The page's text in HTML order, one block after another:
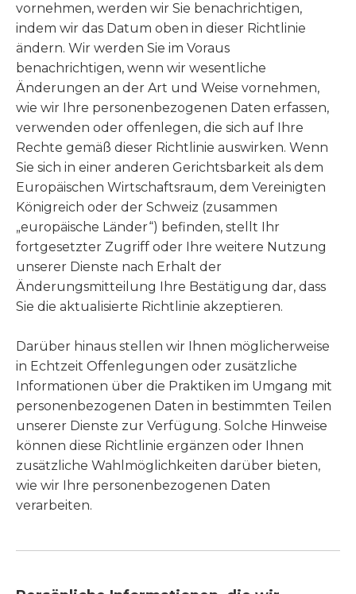
vornehmen, werden wir Sie benachrichtigen,
indem wir das Datum oben in dieser Richtlinie
ändern. Wir werden Sie im Voraus
benachrichtigen, wenn wir wesentliche
Änderungen an der Art und Weise vornehmen,
wie wir Ihre personenbezogenen Daten erfassen,
verwenden oder offenlegen, die sich auf Ihre
Rechte gemäß dieser Richtlinie auswirken. Wenn
Sie sich in einer anderen Gerichtsbarkeit als dem
Europäischen Wirtschaftsraum, dem Vereinigten
Königreich oder der Schweiz (zusammen
„europäische Länder“) befinden, stellt Ihr
fortgesetzter Zugriff oder Ihre weitere Nutzung
unserer Dienste nach Erhalt der
Änderungsmitteilung Ihre Bestätigung dar, dass
Sie die aktualisierte Richtlinie akzeptieren.
Darüber hinaus stellen wir Ihnen möglicherweise
in Echtzeit Offenlegungen oder zusätzliche
Informationen über die Praktiken im Umgang mit
personenbezogenen Daten in bestimmten Teilen
unserer Dienste zur Verfügung. Solche Hinweise
können diese Richtlinie ergänzen oder Ihnen
zusätzliche Wahlmöglichkeiten darüber bieten,
wie wir Ihre personenbezogenen Daten
verarbeiten.